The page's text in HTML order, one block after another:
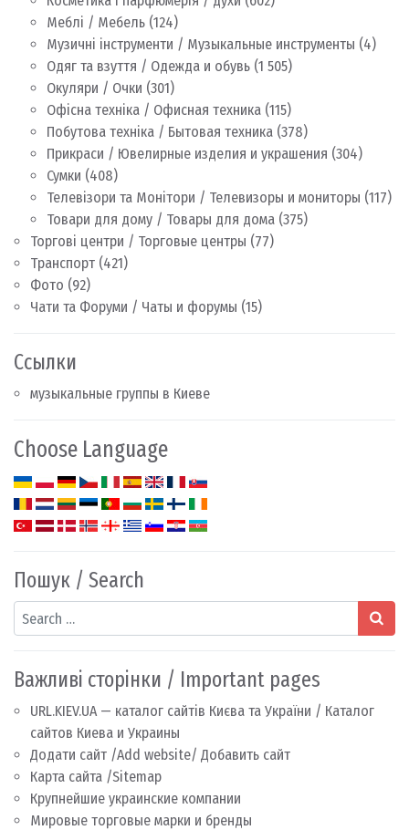
Меблі / Мебель (124)
Музичні інструменти / Музыкальные инструменты (4)
Одяг та взуття / Одежда и обувь (1 505)
Окуляри / Очки (301)
Офісна техніка / Офисная техника (115)
Побутова техніка / Бытовая техника (378)
Прикраси / Ювелирные изделия и украшения (304)
Сумки (408)
Телевізори та Монітори / Телевизоры и мониторы (117)
Товари для дому / Товары для дома (375)
Торгові центри / Торговые центры (77)
Транспорт (421)
Фото (92)
Чати та Форуми / Чаты и форумы (15)
Ссылки
музыкальные группы в Киеве
Choose Language
Пошук / Search
Search
Важливі сторінки / Important pages
URL.KIEV.UA — каталог сайтів Києва та України / Каталог
сайтов Киева и Украины
Додати сайт /Add website/ Добавить сайт
Карта сайта /Sitemap
Крупнейшие украинские компании
Мировые торговые марки и бренды